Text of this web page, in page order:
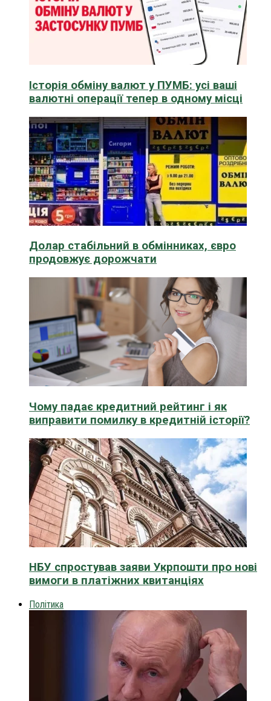
Історія обміну валют у ПУМБ: усі ваші
валютні операції тепер в одному місці
Долар стабільний в обмінниках, євро
продовжує дорожчати
Чому падає кредитний рейтинг і як
виправити помилку в кредитній історії?
НБУ спростував заяви Укрпошти про нові
вимоги в платіжних квитанціях
Політика